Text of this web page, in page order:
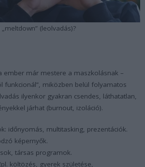
(leolvadás)?
ember már mestere a maszkolásnak –
funkcionál”, miközben belül folyamatos
ilyenkor gyakran csendes, láthatatlan,
járhat (burnout, izoláció).
időnyomás, multitasking, prezentációk.
képernyők.
társas programok.
költözés, gyerek születése,